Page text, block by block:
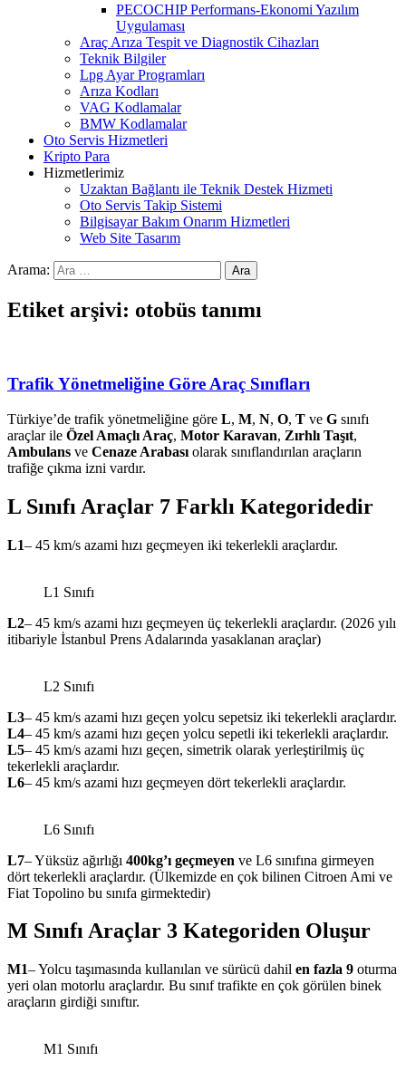
PECOCHIP Performans-Ekonomi Yazılım
Uygulaması
Araç Arıza Tespit ve Diagnostik Cihazları
Teknik Bilgiler
Lpg Ayar Programları
Arıza Kodları
VAG Kodlamalar
BMW Kodlamalar
Oto Servis Hizmetleri
Kripto Para
Hizmetlerimiz
Uzaktan Bağlantı ile Teknik Destek Hizmeti
Oto Servis Takip Sistemi
Bilgisayar Bakım Onarım Hizmetleri
Web Site Tasarım
Arama:
Etiket arşivi: otobüs tanımı
Trafik Yönetmeliğine Göre Araç Sınıfları
Türkiye’de trafik yönetmeliğine göre L, M, N, O, T ve G sınıfı
araçlar ile Özel Amaçlı Araç, Motor Karavan, Zırhlı Taşıt,
Ambulans ve Cenaze Arabası olarak sınıflandırılan araçların
trafiğe çıkma izni vardır.
L Sınıfı Araçlar 7 Farklı Kategoridedir
L1– 45 km/s azami hızı geçmeyen iki tekerlekli araçlardır.
L1 Sınıfı
L2– 45 km/s azami hızı geçmeyen üç tekerlekli araçlardır. (2026 yılı
itibariyle İstanbul Prens Adalarında yasaklanan araçlar)
L2 Sınıfı
L3– 45 km/s azami hızı geçen yolcu sepetsiz iki tekerlekli araçlardır.
L4– 45 km/s azami hızı geçen yolcu sepetli iki tekerlekli araçlardır.
L5– 45 km/s azami hızı geçen, simetrik olarak yerleştirilmiş üç
tekerlekli araçlardır.
L6– 45 km/s azami hızı geçmeyen dört tekerlekli araçlardır.
L6 Sınıfı
L7– Yüksüz ağırlığı 400kg’ı geçmeyen ve L6 sınıfına girmeyen
dört tekerlekli araçlardır. (Ülkemizde en çok bilinen Citroen Ami ve
Fiat Topolino bu sınıfa girmektedir)
M Sınıfı Araçlar 3 Kategoriden Oluşur
M1– Yolcu taşımasında kullanılan ve sürücü dahil en fazla 9 oturma
yeri olan motorlu araçlardır. Bu sınıf trafikte en çok görülen binek
araçların girdiği sınıftır.
M1 Sınıfı